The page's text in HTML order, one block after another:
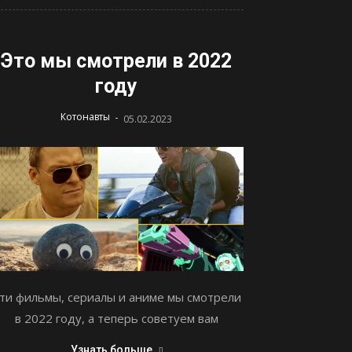
Это мы смотрели в 2022
году
Котонавты - 05.02.2023
фильмы, сериалы и аниме мы смотрели
в 2022 году, а теперь советуем вам